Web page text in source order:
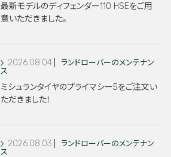
最新モデルのディフェンダー110 HSEをご用
意いただきました。
2026.08.04
ランドローバーのメンテナン
ス
ミシュランタイヤのプライマシー5をご注文い
ただきました！
2026.08.03
ランドローバーのメンテナン
ス